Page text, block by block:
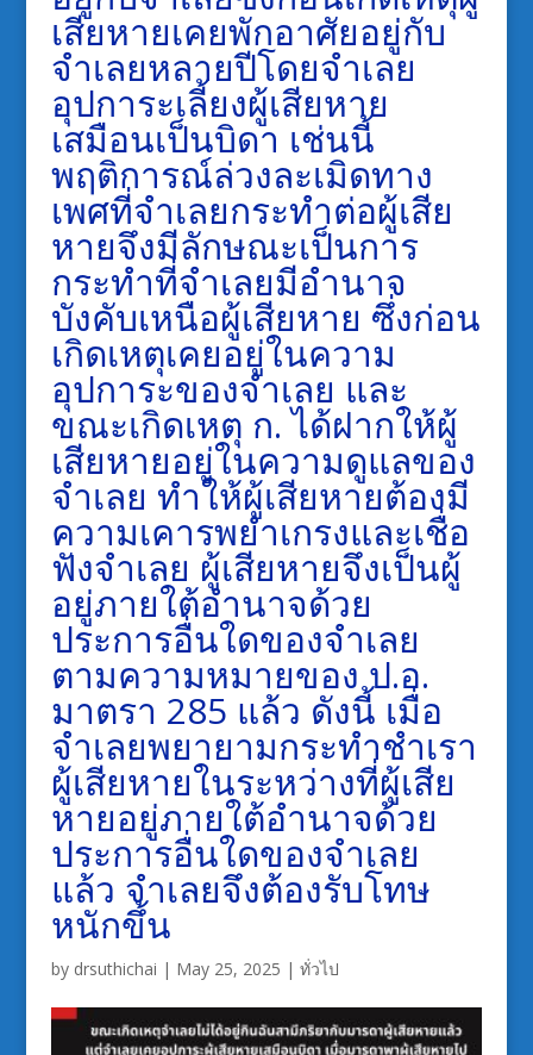
เสียหายเคยพักอาศัยอยู่กับ
จําเลยหลายปีโดยจำเลย
อุปการะเลี้ยงผู้เสียหาย
เสมือนเป็นบิดา เช่นนี้
พฤติการณ์ล่วงละเมิดทาง
เพศที่จำเลยกระทำต่อผู้เสีย
หายจึงมีลักษณะเป็นการ
กระทำที่จำเลยมีอำนาจ
บังคับเหนือผู้เสียหาย ซึ่งก่อน
เกิดเหตุเคยอยู่ในความ
อุปการะของจำเลย และ
ขณะเกิดเหตุ ก. ได้ฝากให้ผู้
เสียหายอยู่ในความดูแลของ
จำเลย ทำให้ผู้เสียหายต้องมี
ความเคารพยำเกรงและเชื่อ
ฟังจำเลย ผู้เสียหายจึงเป็นผู้
อยู่ภายใต้อำนาจด้วย
ประการอื่นใดของจำเลย
ตามความหมายของ ป.อ.
มาตรา 285 แล้ว ดังนี้ เมื่อ
จำเลยพยายามกระทำชำเรา
ผู้เสียหายในระหว่างที่ผู้เสีย
หายอยู่ภายใต้อำนาจด้วย
ประการอื่นใดของจำเลย
แล้ว จำเลยจึงต้องรับโทษ
หนักขึ้น
by drsuthichai | May 25, 2025 | ทั่วไป